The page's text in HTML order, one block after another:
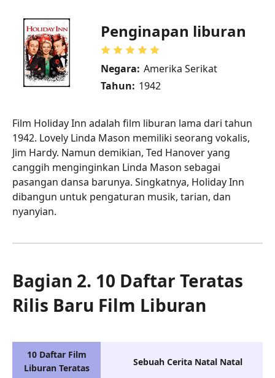
Penginapan liburan
Negara: Amerika Serikat
Tahun: 1942
Film Holiday Inn adalah film liburan lama dari tahun
1942. Lovely Linda Mason memiliki seorang vokalis,
Jim Hardy. Namun demikian, Ted Hanover yang
canggih menginginkan Linda Mason sebagai
pasangan dansa barunya. Singkatnya, Holiday Inn
dibangun untuk pengaturan musik, tarian, dan
nyanyian.
Bagian 2. 10 Daftar Teratas
Rilis Baru Film Liburan
10 Daftar Film
Liburan Teratas
Sebuah Cerita Natal Natal